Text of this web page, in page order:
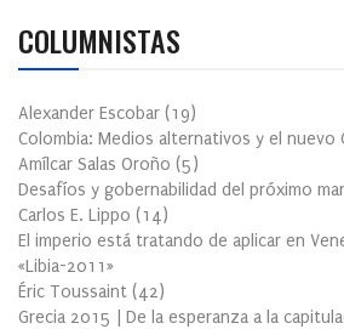
COLUMNISTAS
Alexander Escobar (19)
Colombia: Medios alternativos y el nuevo
Amílcar Salas Oroño (5)
Desafíos y gobernabilidad del próximo
Carlos E. Lippo (14)
El imperio está tratando de aplicar en
«Libia-2011»
Éric Toussaint (42)
Grecia 2015 | De la esperanza a la